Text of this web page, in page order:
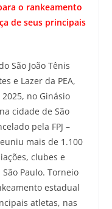
o rankeamento
de seus principais
São João Tênis
e Lazer da PEA,
no Ginásio
cidade de São
pela FPJ –
mais de 1.100
clubes e
Paulo. Torneio
estadual
atletas, nas